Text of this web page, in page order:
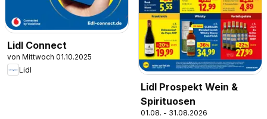
Lidl Connect
von Mittwoch 01.10.2025
Lidl
Lidl Prospekt Wein &
Spirituosen
01.08. - 31.08.2026